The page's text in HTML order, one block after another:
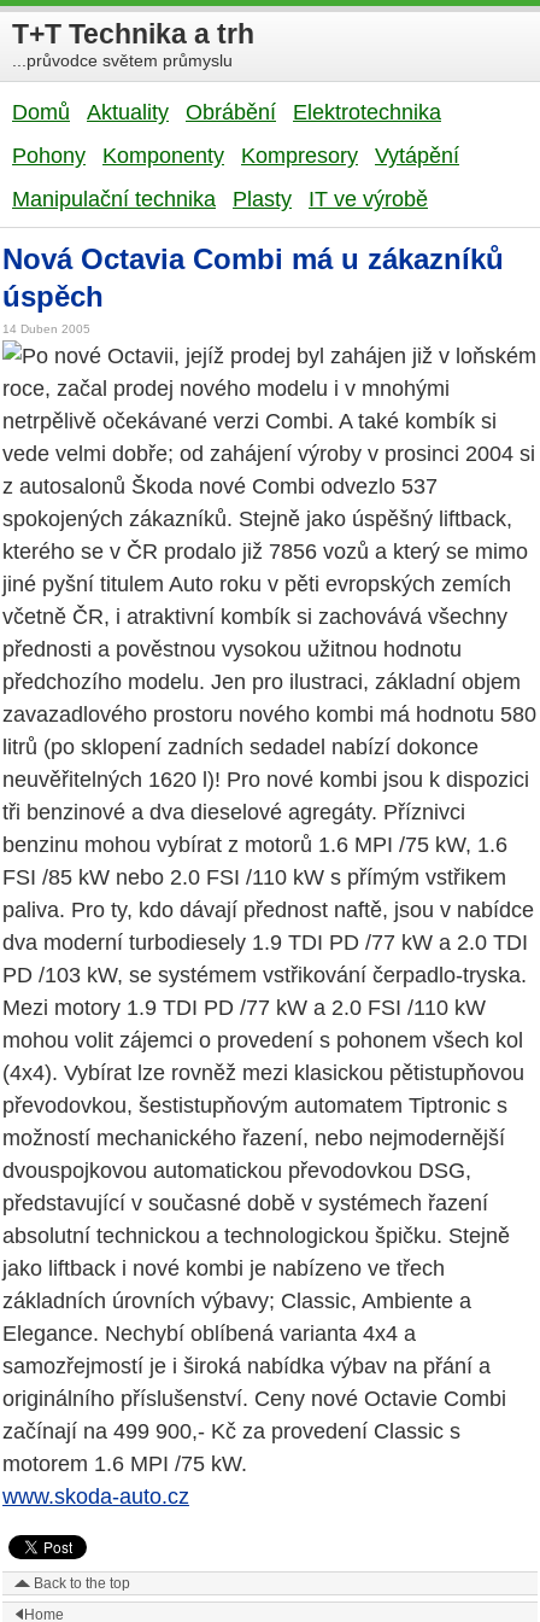
T+T Technika a trh
...průvodce světem průmyslu
Domů Aktuality Obrábění
Elektrotechnika
Pohony
Komponenty Kompresory
Vytápění
Manipulační technika
Plasty IT ve výrobě
Nová Octavia Combi má u zákazníků
úspěch
14 Duben 2005
Po nové Octavii, jejíž prodej byl zahájen již v loňském
roce, začal prodej nového modelu i v mnohými
netrpělivě očekávané verzi Combi. A také kombík si
vede velmi dobře; od zahájení výroby v prosinci 2004 si
z autosalonů Škoda nové Combi odvezlo 537
spokojených zákazníků. Stejně jako úspěšný liftback,
kterého se v ČR prodalo již 7856 vozů a který se mimo
jiné pyšní titulem Auto roku v pěti evropských zemích
včetně ČR, i atraktivní kombík si zachovává všechny
přednosti a pověstnou vysokou užitnou hodnotu
předchozího modelu. Jen pro ilustraci, základní objem
zavazadlového prostoru nového kombi má hodnotu 580
litrů (po sklopení zadních sedadel nabízí dokonce
neuvěřitelných 1620 l)! Pro nové kombi jsou k dispozici
tři benzinové a dva dieselové agregáty. Příznivci
benzinu mohou vybírat z motorů 1.6 MPI /75 kW, 1.6
FSI /85 kW nebo 2.0 FSI /110 kW s přímým vstřikem
paliva. Pro ty, kdo dávají přednost naftě, jsou v nabídce
dva moderní turbodiesely 1.9 TDI PD /77 kW a 2.0 TDI
PD /103 kW, se systémem vstřikování čerpadlo-tryska.
Mezi motory 1.9 TDI PD /77 kW a 2.0 FSI /110 kW
mohou volit zájemci o provedení s pohonem všech kol
(4x4). Vybírat lze rovněž mezi klasickou pětistupňovou
převodovkou, šestistupňovým automatem Tiptronic s
možností mechanického řazení, nebo nejmodernější
dvouspojkovou automatickou převodovkou DSG,
představující v současné době v systémech řazení
absolutní technickou a technologickou špičku. Stejně
jako liftback i nové kombi je nabízeno ve třech
základních úrovních výbavy; Classic, Ambiente a
Elegance. Nechybí oblíbená varianta 4x4 a
samozřejmostí je i široká nabídka výbav na přání a
originálního příslušenství. Ceny nové Octavie Combi
začínají na 499 900,- Kč za provedení Classic s
motorem 1.6 MPI /75 kW.
www.skoda-auto.cz
Back to the top
Home